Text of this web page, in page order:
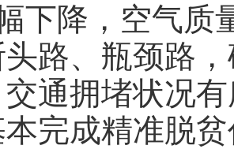
下降，空气质
路、瓶颈路
通拥堵状况
完成精准脱